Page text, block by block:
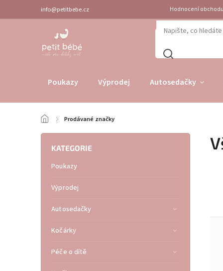
info@petitbebe.cz Hodnocení obchodu
Poukazy Výprodej Autosedačky
/ Prodávané značky
KATEGORIE
Poukazy
Výprodej
Autosedačky
Kočárky
Péče o dítě